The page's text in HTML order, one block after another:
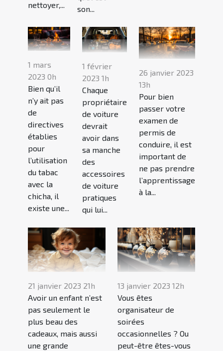
nettoyer,...
son...
1 mars
2023 0h
Bien qu’il
n’y ait pas
de
directives
établies
pour
l’utilisation
du tabac
avec la
chicha, il
existe une...
1 février
2023 1h
Chaque
propriétaire
de voiture
devrait
avoir dans
sa manche
des
accessoires
de voiture
pratiques
qui lui...
26 janvier 2023
13h
Pour bien
passer votre
examen de
permis de
conduire, il est
important de
ne pas prendre
l’apprentissage
à la...
21 janvier 2023 21h
Avoir un enfant n’est
pas seulement le
plus beau des
cadeaux, mais aussi
une grande
13 janvier 2023 12h
Vous êtes
organisateur de
soirées
occasionnelles ? Ou
peut-être êtes-vous